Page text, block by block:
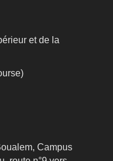
et de la
Campus